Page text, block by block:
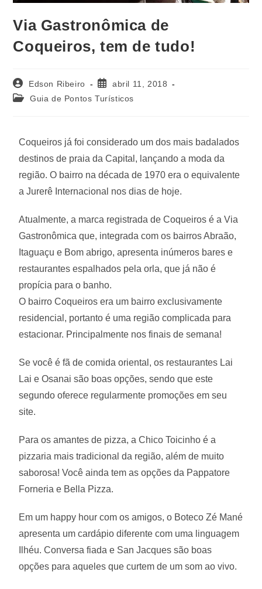
Via Gastronômica de
Coqueiros, tem de tudo!
Edson Ribeiro
abril 11, 2018
Guia de Pontos Turísticos
Coqueiros já foi considerado um dos mais badalados
destinos de praia da Capital, lançando a moda da
região. O bairro na década de 1970 era o equivalente
a Jurerê Internacional nos dias de hoje.
Atualmente, a marca registrada de Coqueiros é a Via
Gastronômica que, integrada com os bairros Abraão,
Itaguaçu e Bom abrigo, apresenta inúmeros bares e
restaurantes espalhados pela orla, que já não é
propícia para o banho.
O bairro Coqueiros era um bairro exclusivamente
residencial, portanto é uma região complicada para
estacionar. Principalmente nos finais de semana!
Se você é fã de comida oriental, os restaurantes Lai
Lai e Osanai são boas opções, sendo que este
segundo oferece regularmente promoções em seu
site.
Para os amantes de pizza, a Chico Toicinho é a
pizzaria mais tradicional da região, além de muito
saborosa! Você ainda tem as opções da Pappatore
Forneria e Bella Pizza.
Em um happy hour com os amigos, o Boteco Zé Mané
apresenta um cardápio diferente com uma linguagem
Ilhéu. Conversa fiada e San Jacques são boas
opções para aqueles que curtem de um som ao vivo.